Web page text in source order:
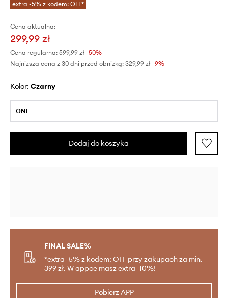
extra -5% z kodem: OFF*
Cena aktualna:
299,99 zł
Cena regularna: 599,99 zł -50%
Najniższa cena z 30 dni przed obniżką: 329,99 zł -9%
Kolor: czarny
ONE
Dodaj do koszyka
FINAL SALE%
*extra -5% z kodem: OFF przy zakupach za min.
399 zł. W appce masz extra -10%!
Pobierz APP